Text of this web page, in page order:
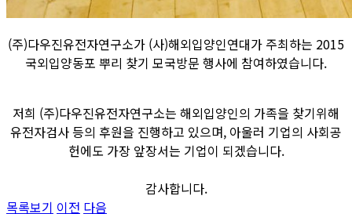
(주)다우진유전자연구소가 (사)해외입양인연대가 주최하는 2015
국외입양동포 뿌리 찾기 모국방문 행사에 참여하였습니다.
저희 (주)다우진유전자연구소는 해외입양인의 가족을 찾기위해
유전자검사 등의 후원을 진행하고 있으며, 아울러 기업의 사회공
헌에도 가장 앞장서는 기업이 되겠습니다.
감사합니다.
목록보기 이전 다음